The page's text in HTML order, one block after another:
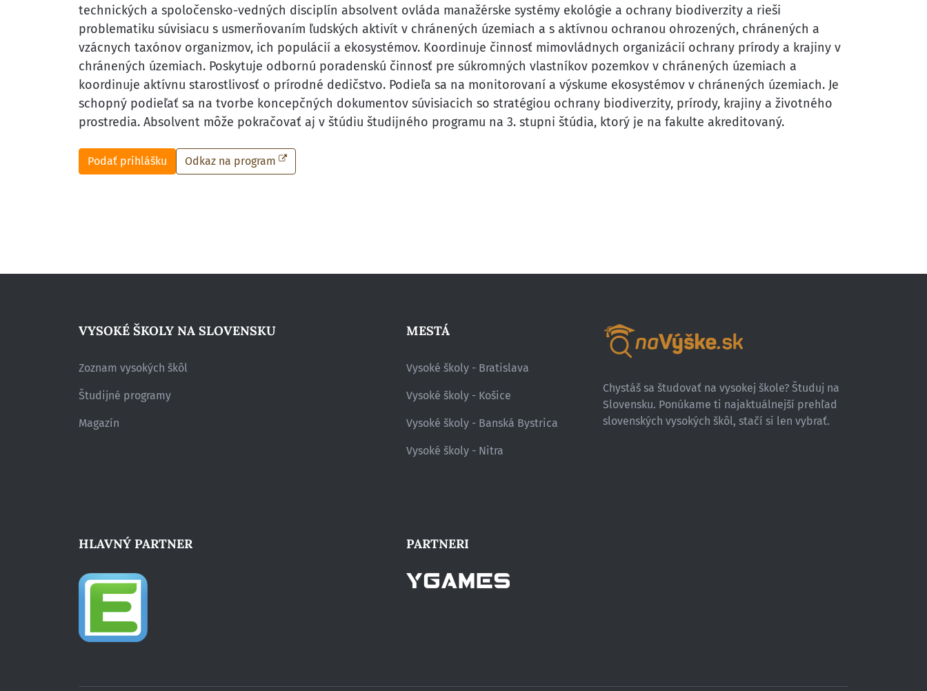
technických a spoločensko-vedných disciplín absolvent ovláda manažérske systémy ekológie a ochrany biodiverzity a rieši
problematiku súvisiacu s usmerňovaním ľudských aktivít v chránených územiach a s aktívnou ochranou ohrozených, chránených a
vzácnych taxónov organizmov, ich populácií a ekosystémov. Koordinuje činnosť mimovládnych organizácií ochrany prírody a krajiny v
chránených územiach. Poskytuje odbornú poradenskú činnosť pre súkromných vlastníkov pozemkov v chránených územiach a
koordinuje aktívnu starostlivosť o prírodné dedičstvo. Podieľa sa na monitorovaní a výskume ekosystémov v chránených územiach. Je
schopný podieľať sa na tvorbe koncepčných dokumentov súvisiacich so stratégiou ochrany biodiverzity, prírody, krajiny a životného
prostredia. Absolvent môže pokračovať aj v štúdiu študijného programu na 3. stupni štúdia, ktorý je na fakulte akreditovaný.
Podať prihlášku Odkaz na program
VYSOKÉ ŠKOLY NA SLOVENSKU
Zoznam vysokých škôl
Študijné programy
Magazín
MESTÁ
Vysoké školy - Bratislava
Vysoké školy - Košice
Vysoké školy - Banská Bystrica
Vysoké školy - Nitra
Chystáš sa študovať na vysokej škole? Študuj na
Slovensku. Ponúkame ti najaktuálnejší prehľad
slovenských vysokých škôl, stačí si len vybrať.
HLAVNÝ PARTNER PARTNERI